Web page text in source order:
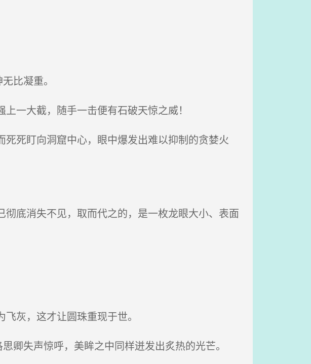
比凝重。
一大截，随手一击便有石破天惊之威！
死盯向洞窟中心，眼中爆发出难以抑制的贪婪火
底消失不见，取而代之的，是一枚龙眼大小、表面
灰，这才让圆珠重现于世。
失声惊呼，美眸之中同样迸发出炙热的光芒。